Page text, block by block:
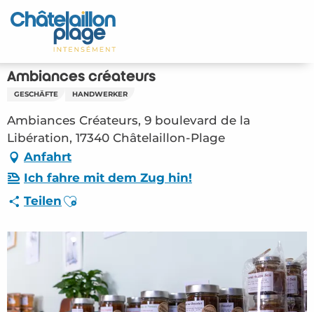
Aller
au
principal
Startseite - DE
Entdecken Sie
Aktivitäten
Zu leben
Treffpunkt
Ihr Aufenthalt - DE
ORG – Ambiances créateurs (Châtelaillon-
Plage) #3490454
Ambiances créateurs
GESCHÄFTE HANDWERKER
Ambiances Créateurs, 9 boulevard de la
Libération, 17340 Châtelaillon-Plage
Anfahrt
Ich fahre mit dem Zug hin!
Teilen Ajouter aux favoris